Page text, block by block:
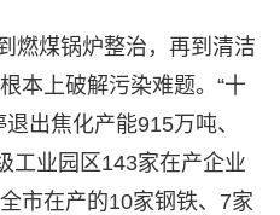
燃煤锅炉整治，再到清洁
本上破解污染难题。“十
出焦化产能915万吨、
工业园区143家在产企业
市在产的10家钢铁、7家